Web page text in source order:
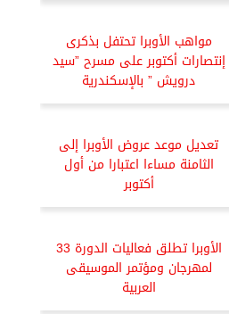
مواهب الأوبرا تحتفل بذكرى
إنتصارات أكتوبر على مسرح ”سيد
درويش ” بالإسكندرية
تعديل موعد عروض الأوبرا إلى
الثامنة مساءا اعتبارا من أول
أكتوبر
الأوبرا تطلق فعاليات الدورة 33
لمهرجان ومؤتمر الموسيقى
العربية